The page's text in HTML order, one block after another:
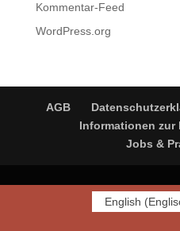
Kommentar-Feed
WordPress.org
AGB
Informationen zur
Jobs &
English (